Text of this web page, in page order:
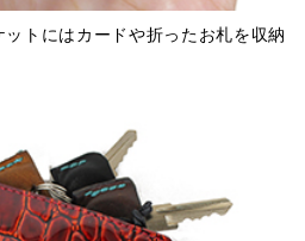
トにはカードや折ったお札を収納